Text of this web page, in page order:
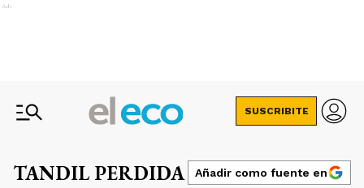
Ads
SUSCRIBITE
TANDIL PERDIDA Añadir como fuente en